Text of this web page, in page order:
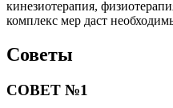
кинезиотерапия,
комплекс мер даст
Советы
СОВЕТ №1